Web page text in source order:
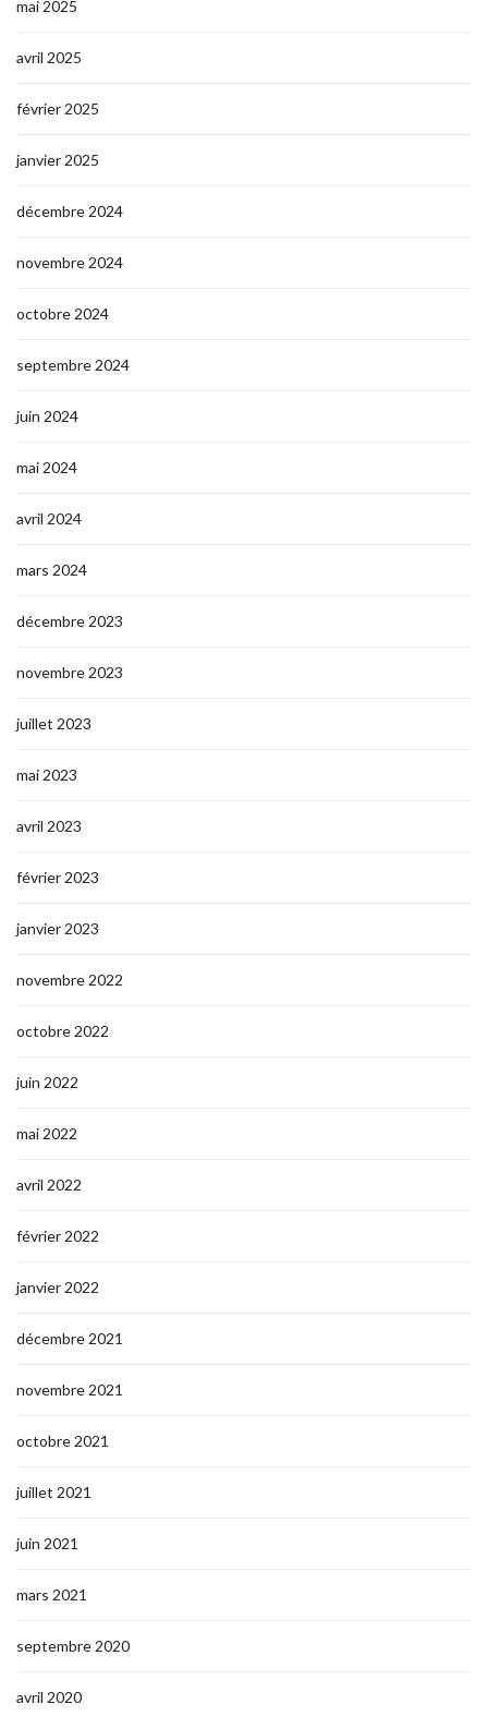
mai 2025
avril 2025
février 2025
janvier 2025
décembre 2024
novembre 2024
octobre 2024
septembre 2024
juin 2024
mai 2024
avril 2024
mars 2024
décembre 2023
novembre 2023
juillet 2023
mai 2023
avril 2023
février 2023
janvier 2023
novembre 2022
octobre 2022
juin 2022
mai 2022
avril 2022
février 2022
janvier 2022
décembre 2021
novembre 2021
octobre 2021
juillet 2021
juin 2021
mars 2021
septembre 2020
avril 2020